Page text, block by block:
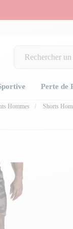
Perte de
Hommes Shorts